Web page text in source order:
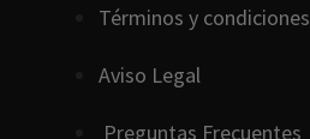
Términos y condiciones
Aviso Legal
Preguntas Frecuentes